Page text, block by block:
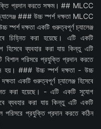
প্রদান করতে সক্ষম। ## MLCC
### উচ্চ স্পর্শ দক্ষতা MLCC
স্পর্শ দক্ষতা একটি গুরুত্বপূর্ণ চ্যালেঞ্জ
চিহ্নিত করা হয়েছে। এটি একটি
হিসেবে ব্যবহার করা যায় কিন্তু এটি
বিশাল পরিসরে প্রযুক্তি প্রদান করতে
হয়। ### উচ্চ স্পর্শ দক্ষতা - উচ্চ
দক্ষতা একটি গুরুত্বপূর্ণ চ্যালেঞ্জ হিসেবে
করা হয়েছে। - এটি একটি সুযোগ
ব্যবহার করা যায় কিন্তু এটি একটি
পরিসরে প্রযুক্তি প্রদান করতে কঠিন